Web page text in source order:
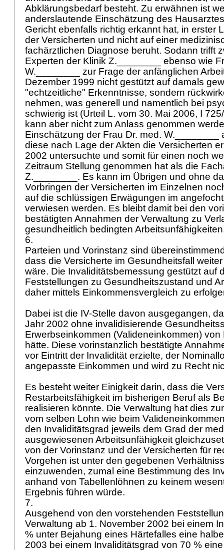
Abklärungsbedarf besteht. Zu erwähnen ist
anderslautende Einschätzung des
Gericht ebenfalls richtig erkannt hat, in erster
der Versicherten und nicht auf einer
fachärztlichen Diagnose beruht. Sodann trifft
Experten der Klinik Z.________ ebenso wie
W.________ zur Frage der anfänglichen
Dezember 1999 nicht gestützt auf damals
"echtzeitliche" Erkenntnisse, sondern
nehmen, was generell und namentlich bei
schwierig ist (Urteil L. vom 30. Mai 2006, I
kann aber nicht zum Anlass genommen
Einschätzung der Frau Dr. med. W.________
diese nach Lage der Akten die Versicherten
2002 untersuchte und somit für einen noch
Zeitraum Stellung genommen hat als die
Z.________. Es kann im Übrigen und ohne
Vorbringen der Versicherten im Einzelnen
auf die schlüssigen Erwägungen im
verwiesen werden. Es bleibt damit bei den
bestätigten Annahmen der Verwaltung zu
gesundheitlich bedingten
6.
Parteien und Vorinstanz sind
dass die Versicherte im Gesundheitsfall
wäre. Die Invaliditätsbemessung gestützt auf
Feststellungen zu Gesundheitszustand und
daher mittels Einkommensvergleich zu
Dabei ist die IV-Stelle davon ausgegangen,
Jahr 2002 ohne invalidisierende
Erwerbseinkommen (Valideneinkommen) von
hätte. Diese vorinstanzlich bestätigte
vor Eintritt der Invalidität erzielte, der
angepasste Einkommen und wird zu Recht
Es besteht weiter Einigkeit darin, dass die
Restarbeitsfähigkeit im bisherigen Beruf als
realisieren könnte. Die Verwaltung hat dies
vom selben Lohn wie beim
den Invaliditätsgrad jeweils dem Grad der
ausgewiesenen Arbeitsunfähigkeit
von der Vorinstanz und der Versicherten für
Vorgehen ist unter den gegebenen
einzuwenden, zumal eine Bestimmung des
anhand von Tabellenlöhnen zu keinem
Ergebnis führen würde.
7.
Ausgehend von den vorstehenden
Verwaltung ab 1. November 2002 bei einem
% unter Bejahung eines Härtefalles eine
2003 bei einem Invaliditätsgrad von 70 %